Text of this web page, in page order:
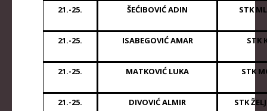
21.-25. ŠEĆIBOVIĆ ADIN STK
21.-25. ISABEGOVIĆ AMAR STK
21.-25. MATKOVIĆ LUKA STK
21.-25. DIVOVIĆ ALMIR STK